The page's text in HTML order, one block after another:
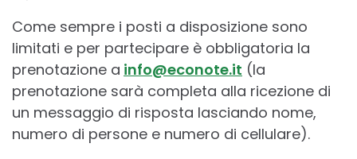
Come sempre i posti a disposizione sono
limitati e per partecipare è obbligatoria la
prenotazione a info@econote.it (la
prenotazione sarà completa alla ricezione di
un messaggio di risposta lasciando nome,
numero di persone e numero di cellulare).